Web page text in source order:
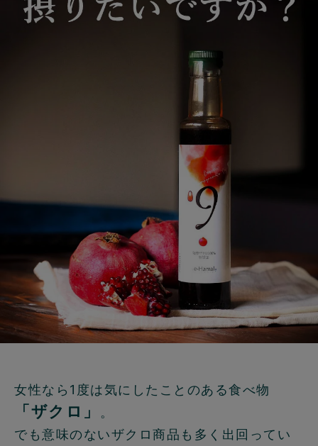
女性なら1度は気にしたことのある食べ物
「ザクロ」
。
でも意味のないザクロ商品も多く出回ってい